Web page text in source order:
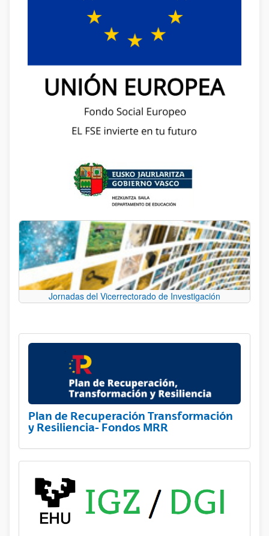
Jornadas del Vicerrectorado de Investigación
Plan de Recuperación Transformación
y Resiliencia- Fondos MRR